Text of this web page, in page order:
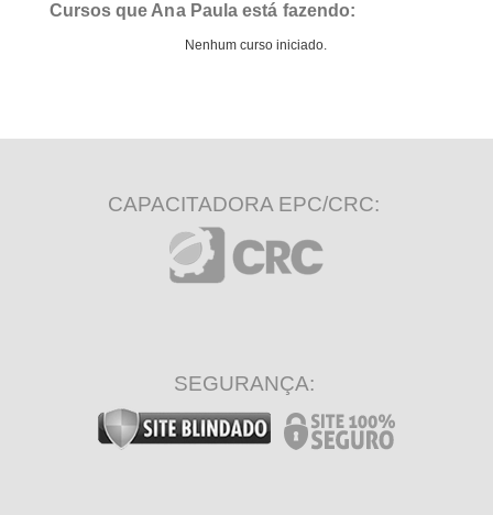
Cursos que Ana Paula está fazendo:
Nenhum curso iniciado.
CAPACITADORA EPC/CRC:
SEGURANÇA: